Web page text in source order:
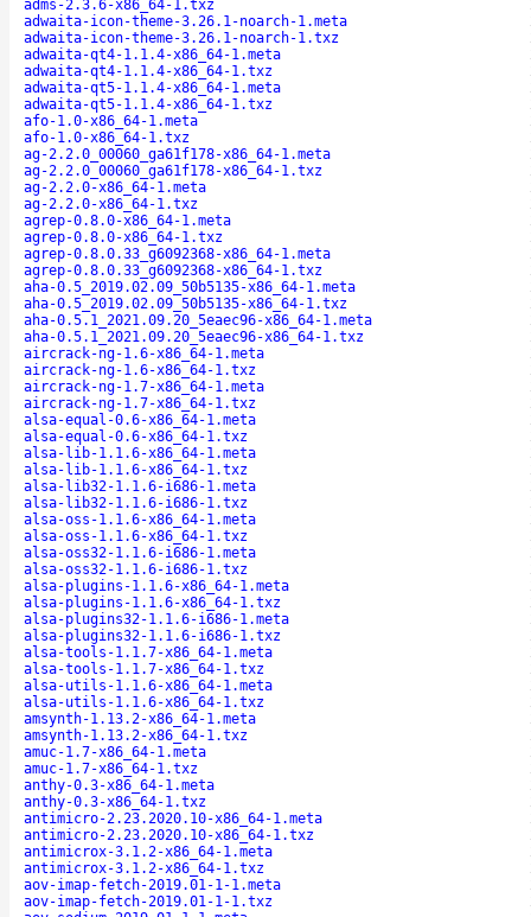
adms-2.3.6-x86_64-1.txz
adwaita-icon-theme-3.26.1-noarch-1.meta
adwaita-icon-theme-3.26.1-noarch-1.txz
adwaita-qt4-1.1.4-x86_64-1.meta
adwaita-qt4-1.1.4-x86_64-1.txz
adwaita-qt5-1.1.4-x86_64-1.meta
adwaita-qt5-1.1.4-x86_64-1.txz
afo-1.0-x86_64-1.meta
afo-1.0-x86_64-1.txz
ag-2.2.0_00060_ga61f178-x86_64-1.meta
ag-2.2.0_00060_ga61f178-x86_64-1.txz
ag-2.2.0-x86_64-1.meta
ag-2.2.0-x86_64-1.txz
agrep-0.8.0-x86_64-1.meta
agrep-0.8.0-x86_64-1.txz
agrep-0.8.0.33_g6092368-x86_64-1.meta
agrep-0.8.0.33_g6092368-x86_64-1.txz
aha-0.5_2019.02.09_50b5135-x86_64-1.meta
aha-0.5_2019.02.09_50b5135-x86_64-1.txz
aha-0.5.1_2021.09.20_5eaec96-x86_64-1.meta
aha-0.5.1_2021.09.20_5eaec96-x86_64-1.txz
aircrack-ng-1.6-x86_64-1.meta
aircrack-ng-1.6-x86_64-1.txz
aircrack-ng-1.7-x86_64-1.meta
aircrack-ng-1.7-x86_64-1.txz
alsa-equal-0.6-x86_64-1.meta
alsa-equal-0.6-x86_64-1.txz
alsa-lib-1.1.6-x86_64-1.meta
alsa-lib-1.1.6-x86_64-1.txz
alsa-lib32-1.1.6-i686-1.meta
alsa-lib32-1.1.6-i686-1.txz
alsa-oss-1.1.6-x86_64-1.meta
alsa-oss-1.1.6-x86_64-1.txz
alsa-oss32-1.1.6-i686-1.meta
alsa-oss32-1.1.6-i686-1.txz
alsa-plugins-1.1.6-x86_64-1.meta
alsa-plugins-1.1.6-x86_64-1.txz
alsa-plugins32-1.1.6-i686-1.meta
alsa-plugins32-1.1.6-i686-1.txz
alsa-tools-1.1.7-x86_64-1.meta
alsa-tools-1.1.7-x86_64-1.txz
alsa-utils-1.1.6-x86_64-1.meta
alsa-utils-1.1.6-x86_64-1.txz
amsynth-1.13.2-x86_64-1.meta
amsynth-1.13.2-x86_64-1.txz
amuc-1.7-x86_64-1.meta
amuc-1.7-x86_64-1.txz
anthy-0.3-x86_64-1.meta
anthy-0.3-x86_64-1.txz
antimicro-2.23.2020.10-x86_64-1.meta
antimicro-2.23.2020.10-x86_64-1.txz
antimicrox-3.1.2-x86_64-1.meta
antimicrox-3.1.2-x86_64-1.txz
aov-imap-fetch-2019.01-1-1.meta
aov-imap-fetch-2019.01-1-1.txz